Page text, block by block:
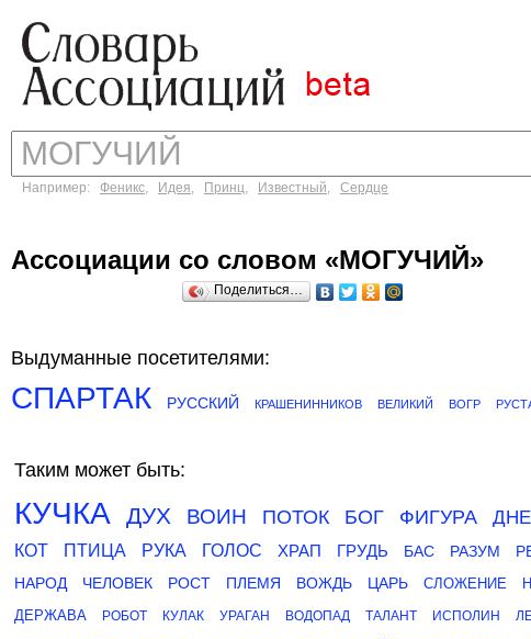
Например: Феникс, Идея, Принц, Известный, Сердце
Ассоциации со словом «МОГУЧИЙ»
Поделиться…
Выдуманные посетителями:
СПАРТАК РУССКИЙ КРАШЕНИННИКОВ ВЕЛИКИЙ ВОГР
Таким может быть:
КУЧКА ДУХ ВОИН ПОТОК БОГ ФИГУРА
КОТ
ПТИЦА РУКА ГОЛОС ХРАП ГРУДЬ БАС РАЗУМ
НАРОД
ЧЕЛОВЕК РОСТ ПЛЕМЯ ВОЖДЬ ЦАРЬ СЛОЖЕНИЕ
ДЕРЖАВА
РОБОТ КУЛАК УРАГАН ВОДОПАД ТАЛАНТ ИСПОЛИН